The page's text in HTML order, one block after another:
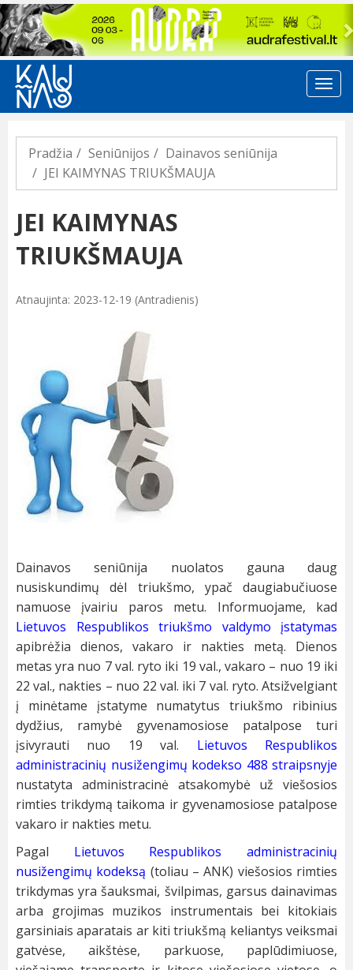
Previous
Pradžia Seniūnijos
Dainavos seniūnija
JEI KAIMYNAS TRIUKŠMAUJA
JEI KAIMYNAS
TRIUKŠMAUJA
Atnaujinta: 2023-12-19 (Antradienis)
Dainavos seniūnija nuolatos gauna daug
nusiskundimų dėl triukšmo, ypač daugiabučiuose
namuose įvairiu paros metu. Informuojame, kad
Lietuvos Respublikos triukšmo valdymo įstatymas
apibrėžia dienos, vakaro ir nakties metą. Dienos
metas yra nuo 7 val. ryto iki 19 val., vakaro – nuo 19 iki
22 val., nakties – nuo 22 val. iki 7 val. ryto. Atsižvelgiant
į minėtame įstatyme numatytus triukšmo ribinius
dydžius, ramybė gyvenamosiose patalpose turi
įsivyrauti nuo 19 val. Lietuvos Respublikos
administracinių nusižengimų kodekso 488 straipsnyje
nustatyta administracinė atsakomybė už viešosios
rimties trikdymą taikoma ir gyvenamosiose patalpose
vakaro ir nakties metu.
Pagal Lietuvos Respublikos administracinių
nusižengimų kodeksą (toliau – ANK) viešosios rimties
trikdymas yra šauksmai, švilpimas, garsus dainavimas
arba grojimas muzikos instrumentais bei kitokiais
garsiniais aparatais ar kiti triukšmą keliantys veiksmai
gatvėse, aikštėse, parkuose, paplūdimiuose,